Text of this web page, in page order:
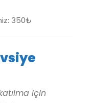
350₺
için